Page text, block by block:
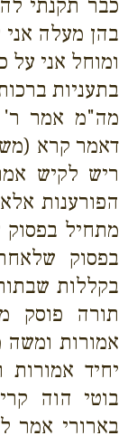
כבר תקנתי
בהן מעלה אני
ומוחל אני על
בתעניות
מה"מ אמר ר'
דאמר קרא
ריש לקיש
הפורענות
מתחיל בפסוק
בפסוק
בקללות
תורה פוסק
אמורות ומשה
יחיד
בוטי הוה
בארורי אמר